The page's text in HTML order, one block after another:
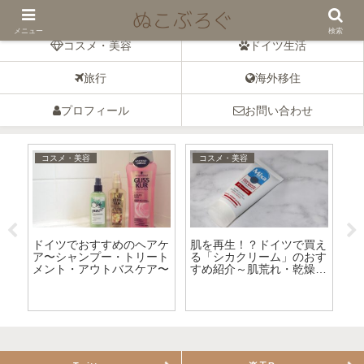
ドイツの暮らしとコスメのブログ
コスメ・美容 ドイツ生活
旅行 海外移住
プロフィール お問い合わせ
コスメ・美容
ドイツでおすすめのヘアケ
ア〜シャンプー・トリート
メント・アウトバスケア〜
コスメ・美容
肌を再生！？ドイツで買え
る「シカクリーム」のおす
すめ紹介～肌荒れ・乾燥に
メニュー 検索